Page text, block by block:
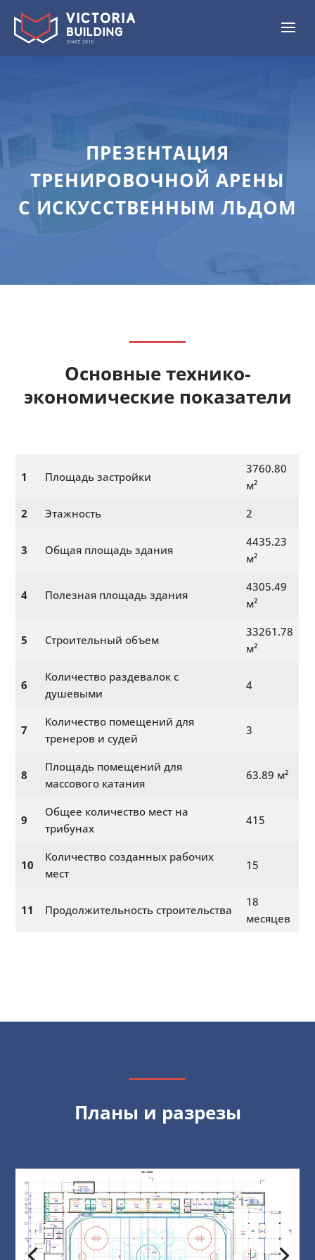
ПРЕЗЕНТАЦИЯ
ТРЕНИРОВОЧНОЙ АРЕНЫ
С ИСКУССТВЕННЫМ ЛЬДОМ
Основные технико-
экономические показатели
1 Площадь застройки
3760.80
м²
2
Этажность 2
3 Общая площадь здания
4435.23
м²
4 Полезная площадь здания
4305.49
м²
5 Строительный объем
33261.78
м²
6
Количество раздевалок с
душевыми
4
7
Количество помещений для
тренеров и судей
3
8
Площадь помещений для
массового катания
63.89 м²
9
Общее количество мест на
трибунах
415
10
Количество созданных рабочих
мест
15
11 Продолжительность строительства
18
месяцев
Планы и разрезы